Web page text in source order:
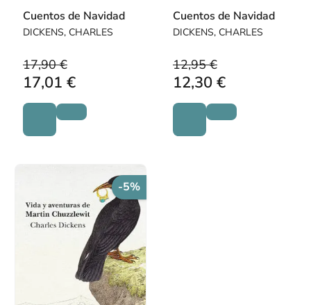
Cuentos de Navidad
DICKENS, CHARLES
17,90 €
17,01 €
Cuentos de Navidad
DICKENS, CHARLES
12,95 €
12,30 €
-5%